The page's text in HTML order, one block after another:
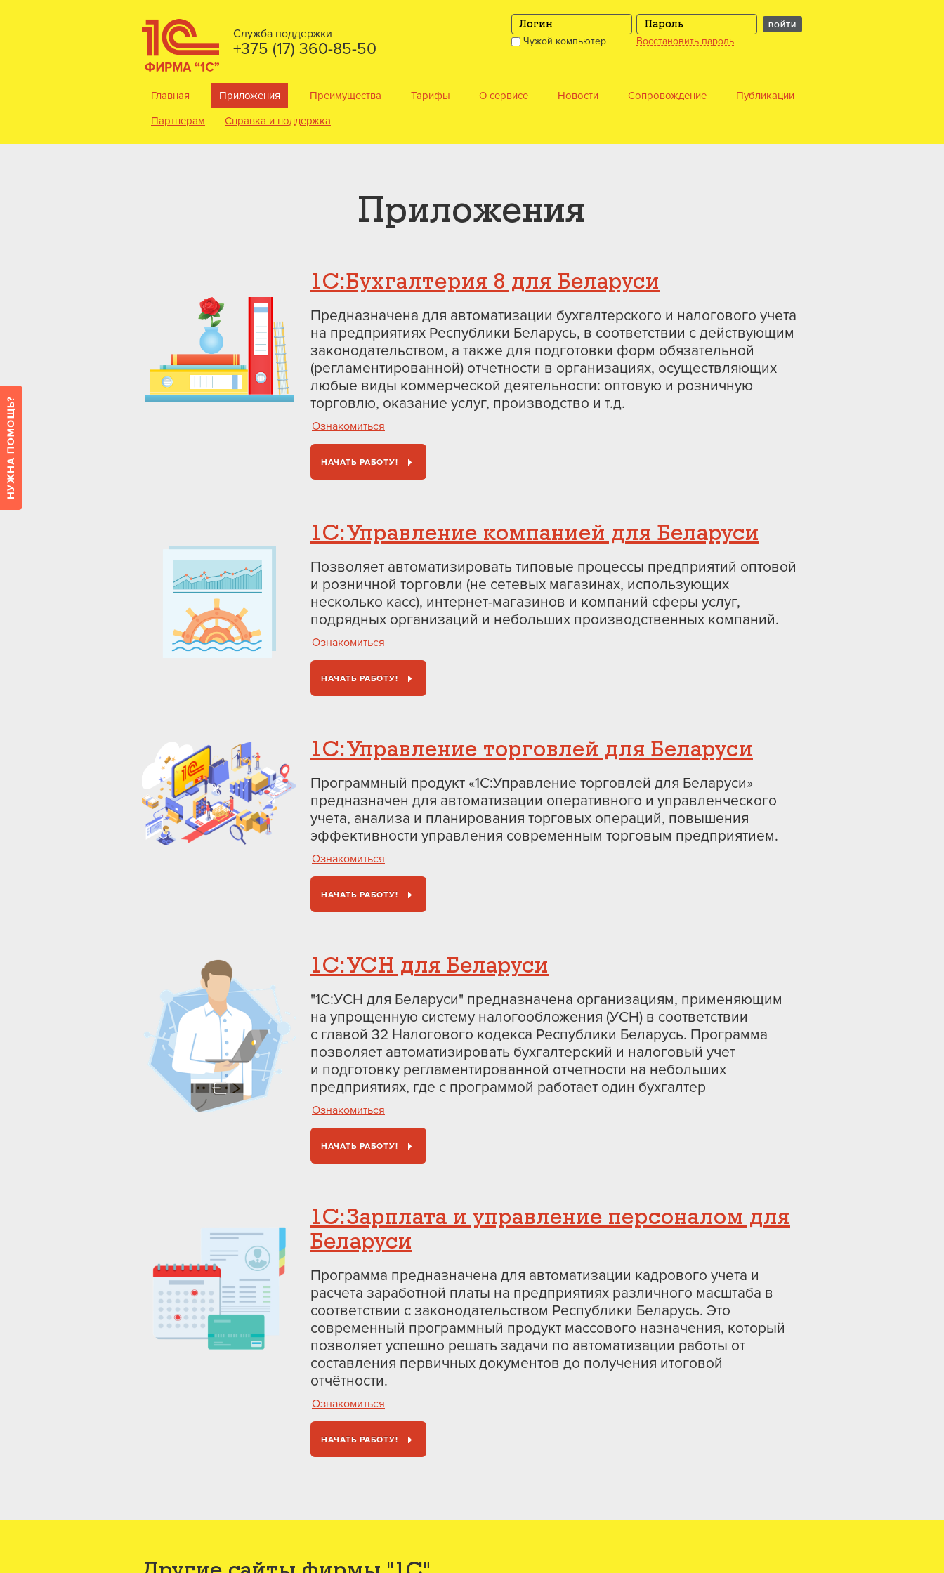
Служба поддержки
+375 (17) 360-85-50 Чужой компьютер Восстановить пароль
ВОЙТИ
Главная Приложения Преимущества Тарифы О сервисе Новости Сопровождение
Публикации
Партнерам
Справка и поддержка
Приложения
1С:Бухгалтерия 8 для Беларуси
Предназначена для автоматизации бухгалтерского и налогового учета
на предприятиях Республики Беларусь, в соответствии с действующим
законодательством, а также для подготовки форм обязательной
(регламентированной) отчетности в организациях, осуществляющих
любые виды коммерческой деятельности: оптовую и розничную
торговлю, оказание услуг, производство и т.д.
Ознакомиться
НАЧАТЬ РАБОТУ!
1С:Управление компанией для Беларуси
Позволяет автоматизировать типовые процессы предприятий оптовой
и розничной торговли (не сетевых магазинах, использующих
несколько касс), интернет-магазинов и компаний сферы услуг,
подрядных организаций и небольших производственных компаний.
Ознакомиться
НАЧАТЬ РАБОТУ!
1С:Управление торговлей для Беларуси
Программный продукт «1С:Управление торговлей для Беларуси»
предназначен для автоматизации оперативного и управленческого
учета, анализа и планирования торговых операций, повышения
эффективности управления современным торговым предприятием.
Ознакомиться
НАЧАТЬ РАБОТУ!
1С:УСН для Беларуси
"1С:УСН для Беларуси" предназначена организациям, применяющим
на упрощенную систему налогообложения (УСН) в соответствии
с главой 32 Налогового кодекса Республики Беларусь. Программа
позволяет автоматизировать бухгалтерский и налоговый учет
и подготовку регламентированной отчетности на небольших
предприятиях, где с программой работает один бухгалтер
Ознакомиться
НАЧАТЬ РАБОТУ!
1С:Зарплата и управление персоналом для
Беларуси
Программа предназначена для автоматизации кадрового учета и
расчета заработной платы на предприятиях различного масштаба в
соответствии с законодательством Республики Беларусь. Это
современный программный продукт массового назначения, который
позволяет успешно решать задачи по автоматизации работы от
составления первичных документов до получения итоговой
отчётности.
Ознакомиться
НАЧАТЬ РАБОТУ!